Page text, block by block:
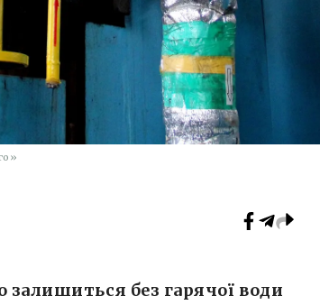
без гарячої води